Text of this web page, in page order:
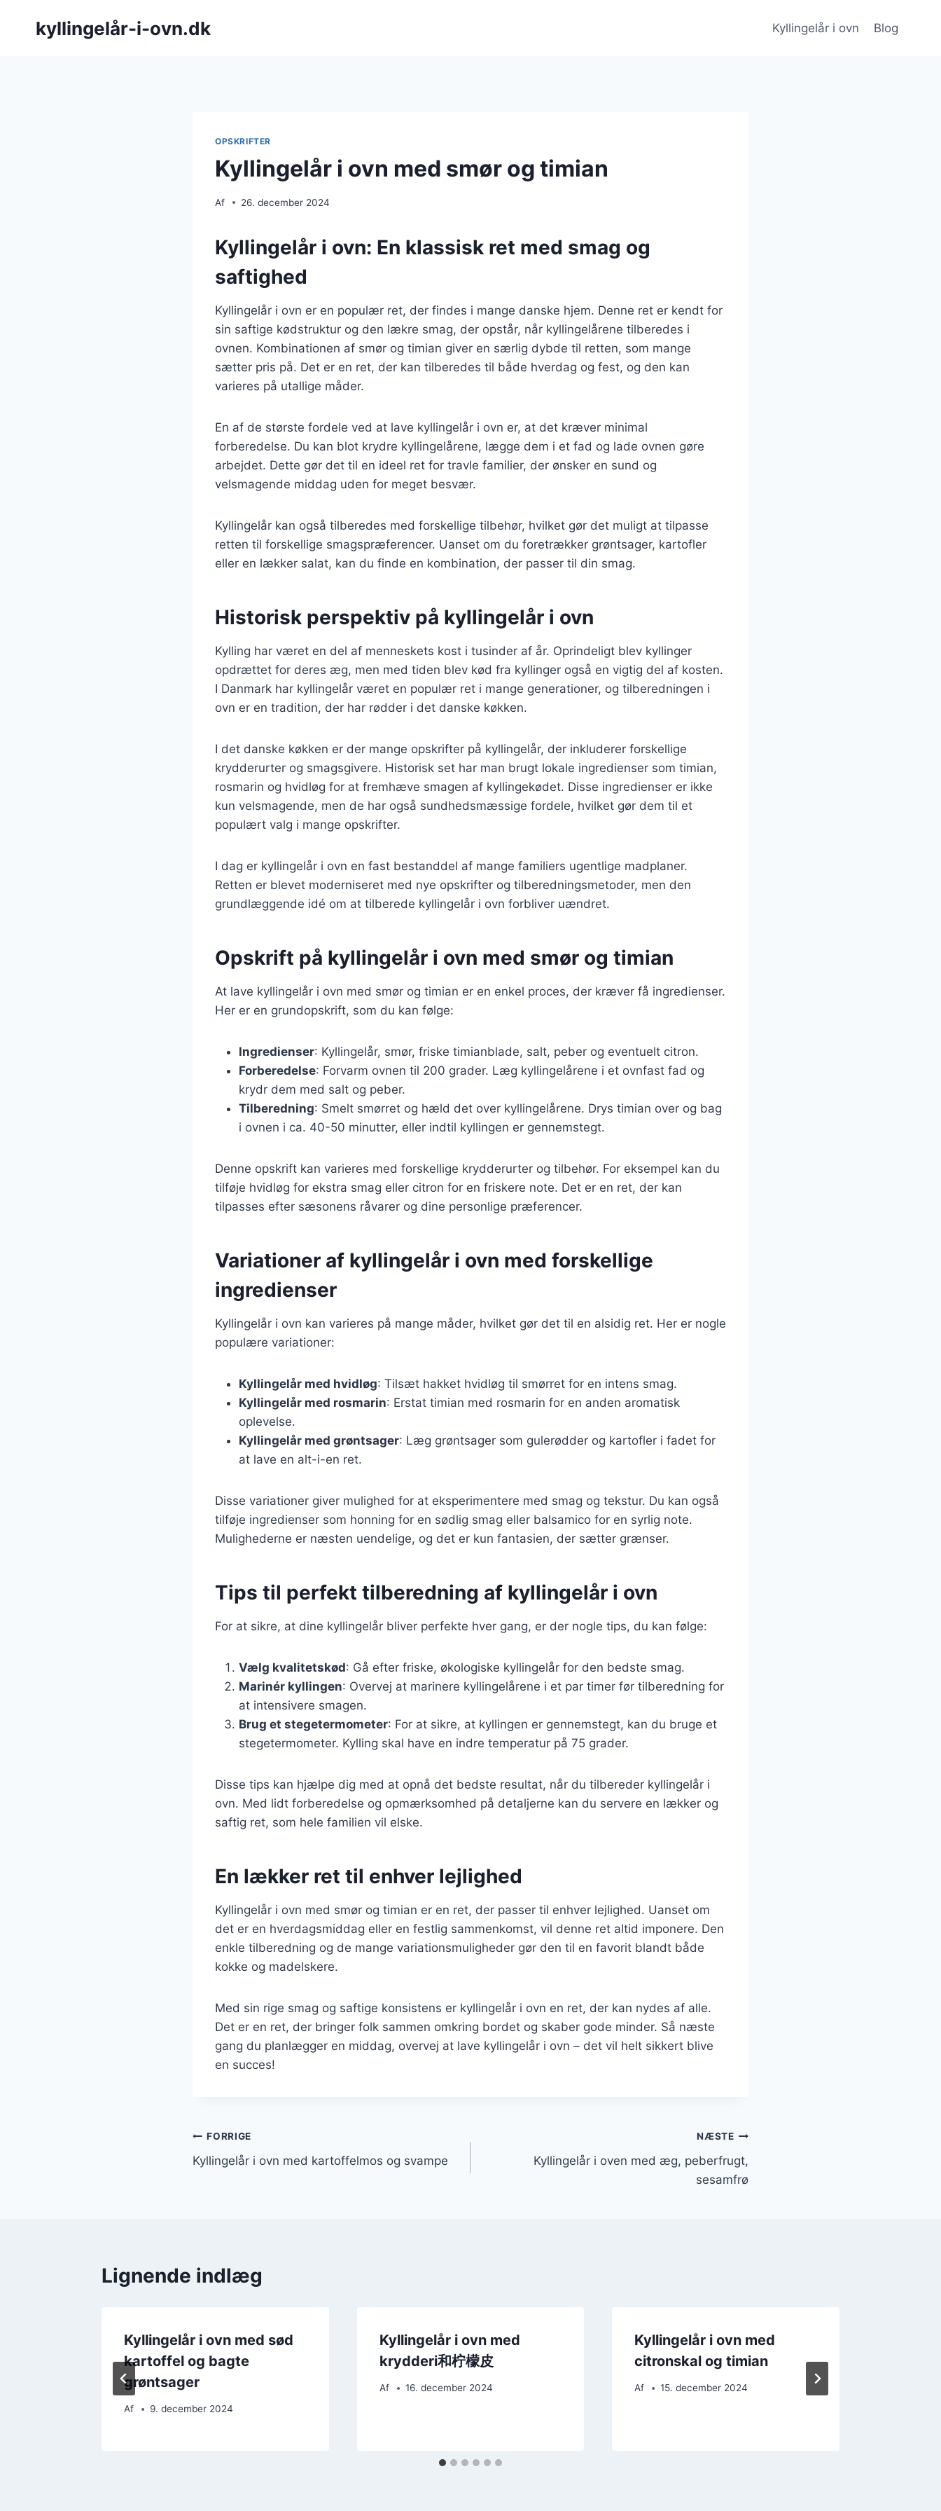
kyllingelår-i-ovn.dk Kyllingelår i ovn Blog
OPSKRIFTER
Kyllingelår i ovn med smør og timian
Af 26. december 2024
Kyllingelår i ovn: En klassisk ret med smag og
saftighed
Kyllingelår i ovn er en populær ret, der findes i mange danske hjem. Denne ret er kendt for
sin saftige kødstruktur og den lækre smag, der opstår, når kyllingelårene tilberedes i
ovnen. Kombinationen af smør og timian giver en særlig dybde til retten, som mange
sætter pris på. Det er en ret, der kan tilberedes til både hverdag og fest, og den kan
varieres på utallige måder.
En af de største fordele ved at lave kyllingelår i ovn er, at det kræver minimal
forberedelse. Du kan blot krydre kyllingelårene, lægge dem i et fad og lade ovnen gøre
arbejdet. Dette gør det til en ideel ret for travle familier, der ønsker en sund og
velsmagende middag uden for meget besvær.
Kyllingelår kan også tilberedes med forskellige tilbehør, hvilket gør det muligt at tilpasse
retten til forskellige smagspræferencer. Uanset om du foretrækker grøntsager, kartofler
eller en lækker salat, kan du finde en kombination, der passer til din smag.
Historisk perspektiv på kyllingelår i ovn
Kylling har været en del af menneskets kost i tusinder af år. Oprindeligt blev kyllinger
opdrættet for deres æg, men med tiden blev kød fra kyllinger også en vigtig del af kosten.
I Danmark har kyllingelår været en populær ret i mange generationer, og tilberedningen i
ovn er en tradition, der har rødder i det danske køkken.
I det danske køkken er der mange opskrifter på kyllingelår, der inkluderer forskellige
krydderurter og smagsgivere. Historisk set har man brugt lokale ingredienser som timian,
rosmarin og hvidløg for at fremhæve smagen af kyllingekødet. Disse ingredienser er ikke
kun velsmagende, men de har også sundhedsmæssige fordele, hvilket gør dem til et
populært valg i mange opskrifter.
I dag er kyllingelår i ovn en fast bestanddel af mange familiers ugentlige madplaner.
Retten er blevet moderniseret med nye opskrifter og tilberedningsmetoder, men den
grundlæggende idé om at tilberede kyllingelår i ovn forbliver uændret.
Opskrift på kyllingelår i ovn med smør og timian
At lave kyllingelår i ovn med smør og timian er en enkel proces, der kræver få ingredienser.
Her er en grundopskrift, som du kan følge:
Ingredienser: Kyllingelår, smør, friske timianblade, salt, peber og eventuelt citron.
Forberedelse: Forvarm ovnen til 200 grader. Læg kyllingelårene i et ovnfast fad og
krydr dem med salt og peber.
Tilberedning: Smelt smørret og hæld det over kyllingelårene. Drys timian over og bag
i ovnen i ca. 40-50 minutter, eller indtil kyllingen er gennemstegt.
Denne opskrift kan varieres med forskellige krydderurter og tilbehør. For eksempel kan du
tilføje hvidløg for ekstra smag eller citron for en friskere note. Det er en ret, der kan
tilpasses efter sæsonens råvarer og dine personlige præferencer.
Variationer af kyllingelår i ovn med forskellige
ingredienser
Kyllingelår i ovn kan varieres på mange måder, hvilket gør det til en alsidig ret. Her er nogle
populære variationer:
Kyllingelår med hvidløg: Tilsæt hakket hvidløg til smørret for en intens smag.
Kyllingelår med rosmarin: Erstat timian med rosmarin for en anden aromatisk
oplevelse.
Kyllingelår med grøntsager: Læg grøntsager som gulerødder og kartofler i fadet for
at lave en alt-i-en ret.
Disse variationer giver mulighed for at eksperimentere med smag og tekstur. Du kan også
tilføje ingredienser som honning for en sødlig smag eller balsamico for en syrlig note.
Mulighederne er næsten uendelige, og det er kun fantasien, der sætter grænser.
Tips til perfekt tilberedning af kyllingelår i ovn
For at sikre, at dine kyllingelår bliver perfekte hver gang, er der nogle tips, du kan følge:
Vælg kvalitetskød: Gå efter friske, økologiske kyllingelår for den bedste smag.
Marinér kyllingen: Overvej at marinere kyllingelårene i et par timer før tilberedning for
at intensivere smagen.
Brug et stegetermometer: For at sikre, at kyllingen er gennemstegt, kan du bruge et
stegetermometer. Kylling skal have en indre temperatur på 75 grader.
Disse tips kan hjælpe dig med at opnå det bedste resultat, når du tilbereder kyllingelår i
ovn. Med lidt forberedelse og opmærksomhed på detaljerne kan du servere en lækker og
saftig ret, som hele familien vil elske.
En lækker ret til enhver lejlighed
Kyllingelår i ovn med smør og timian er en ret, der passer til enhver lejlighed. Uanset om
det er en hverdagsmiddag eller en festlig sammenkomst, vil denne ret altid imponere. Den
enkle tilberedning og de mange variationsmuligheder gør den til en favorit blandt både
kokke og madelskere.
Med sin rige smag og saftige konsistens er kyllingelår i ovn en ret, der kan nydes af alle.
Det er en ret, der bringer folk sammen omkring bordet og skaber gode minder. Så næste
gang du planlægger en middag, overvej at lave kyllingelår i ovn – det vil helt sikkert blive
en succes!
Indlægsnavigation
FORRIGE
Kyllingelår i ovn med kartoffelmos og svampe
NÆSTE
Kyllingelår i oven med æg, peberfrugt,
sesamfrø
Lignende indlæg
Kyllingelår i ovn med sød
kartoffel og bagte
grøntsager
Af 9. december 2024
Kyllingelår i ovn med
krydderi和柠檬皮
Af 16. december 2024
Kyllingelår i ovn med
citronskal og timian
Af 15. december 2024